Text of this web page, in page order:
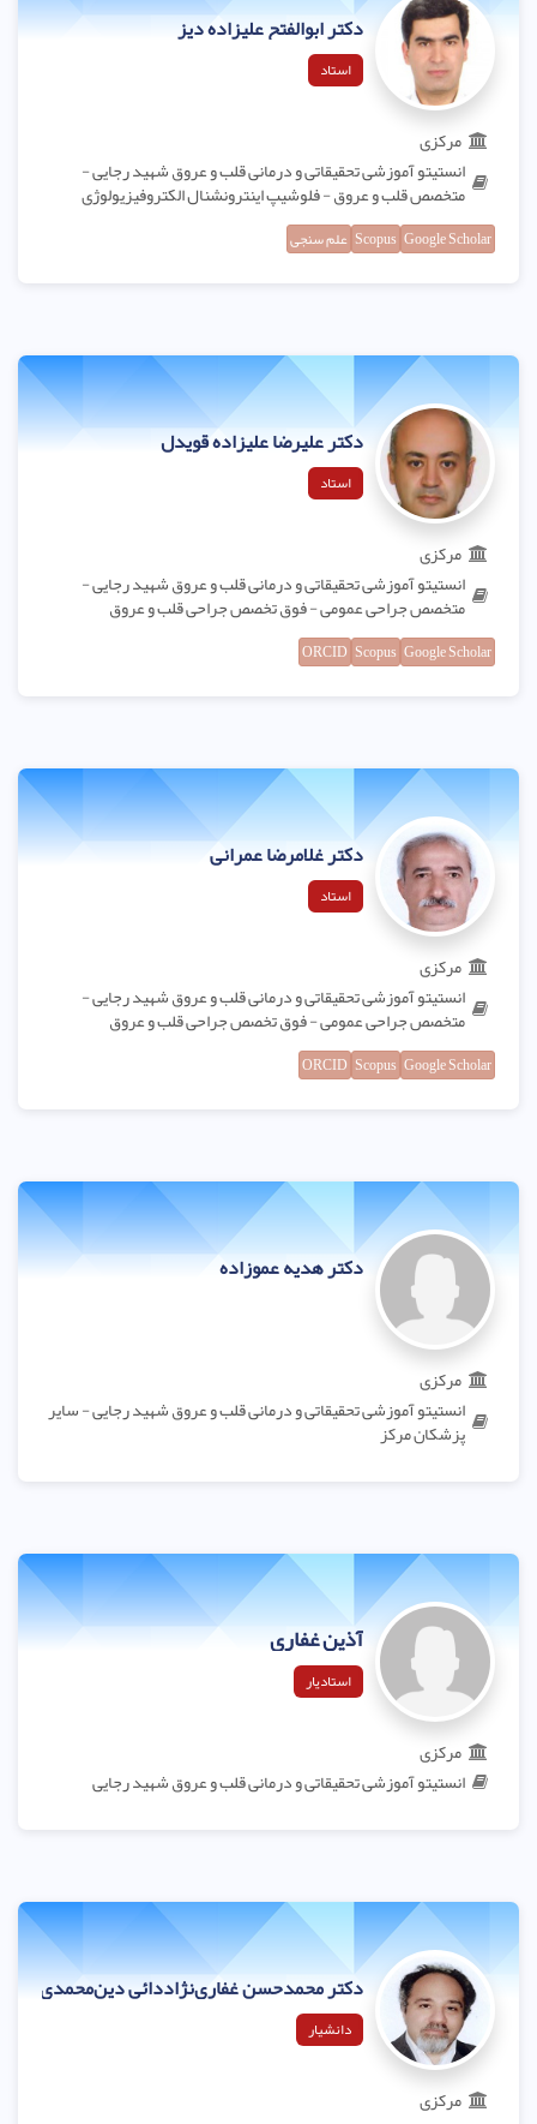
دکتر ابوالفتح علیزاده دیز
استاد
مرکزی
انستیتو آموزشی تحقیقاتی و درمانی قلب و عروق شهید رجایی -
متخصص قلب و عروق - فلوشیپ اینترونشنال الکتروفیزیولوژی
Google Scholar
Scopus علم سنجی
دکتر علیرضا علیزاده قویدل
استاد
مرکزی
انستیتو آموزشی تحقیقاتی و درمانی قلب و عروق شهید رجایی -
متخصص جراحی عمومی - فوق تخصص جراحی قلب و عروق
Google Scholar
Scopus
ORCID
دکتر غلامرضا عمرانی
استاد
مرکزی
انستیتو آموزشی تحقیقاتی و درمانی قلب و عروق شهید رجایی -
متخصص جراحی عمومی - فوق تخصص جراحی قلب و عروق
Google Scholar
Scopus
ORCID
دکتر هدیه عموزاده
مرکزی
انستیتو آموزشی تحقیقاتی و درمانی قلب و عروق شهید رجایی - سایر
پزشکان مرکز
آذین غفاری
استادیار
مرکزی
انستیتو آموزشی تحقیقاتی و درمانی قلب و عروق شهید رجایی
دکتر محمدحسن غفاری‌نژاددائی دین‌محمدی
دانشیار
مرکزی